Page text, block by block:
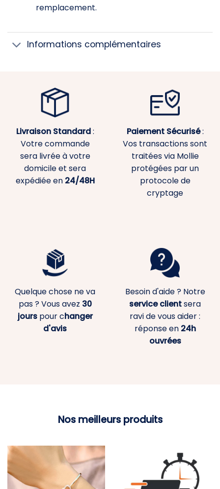
remplacement.
Informations complémentaires
Livraison Standard:
Votre commande
sera livrée à votre
domicile et sera
expédiée en 24/48H
Paiement Sécurisé:
Vos transactions sont
traitées via Mollie
protégées par un
protocole de
cryptage
Quelque chose ne va
pas ? Vous avez 30
jourspour changer
d'avis
Besoin d'aide ? Notre
service clientsera
ravi de vous aider :
réponse en 24h
ouvrées
Nos meilleurs produits